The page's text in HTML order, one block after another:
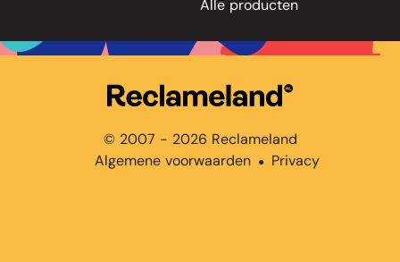
Alle producten
© 2007 - 2026 Reclameland
Algemene voorwaarden ● Privacy